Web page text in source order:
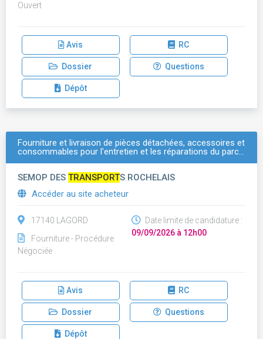
Ouvert
Avis RC
Dossier Questions
Dépôt
Fourniture et livraison de pièces détachées, accessoires et
consommables pour l'entretien et les réparations du parc…
SEMOP DES TRANSPORTS ROCHELAIS
Accéder au site acheteur
17140 LAGORD
Fourniture - Procédure
Négociée
Date limite de candidature :
09/09/2026 à 12h00
Avis RC
Dossier Questions
Dépôt